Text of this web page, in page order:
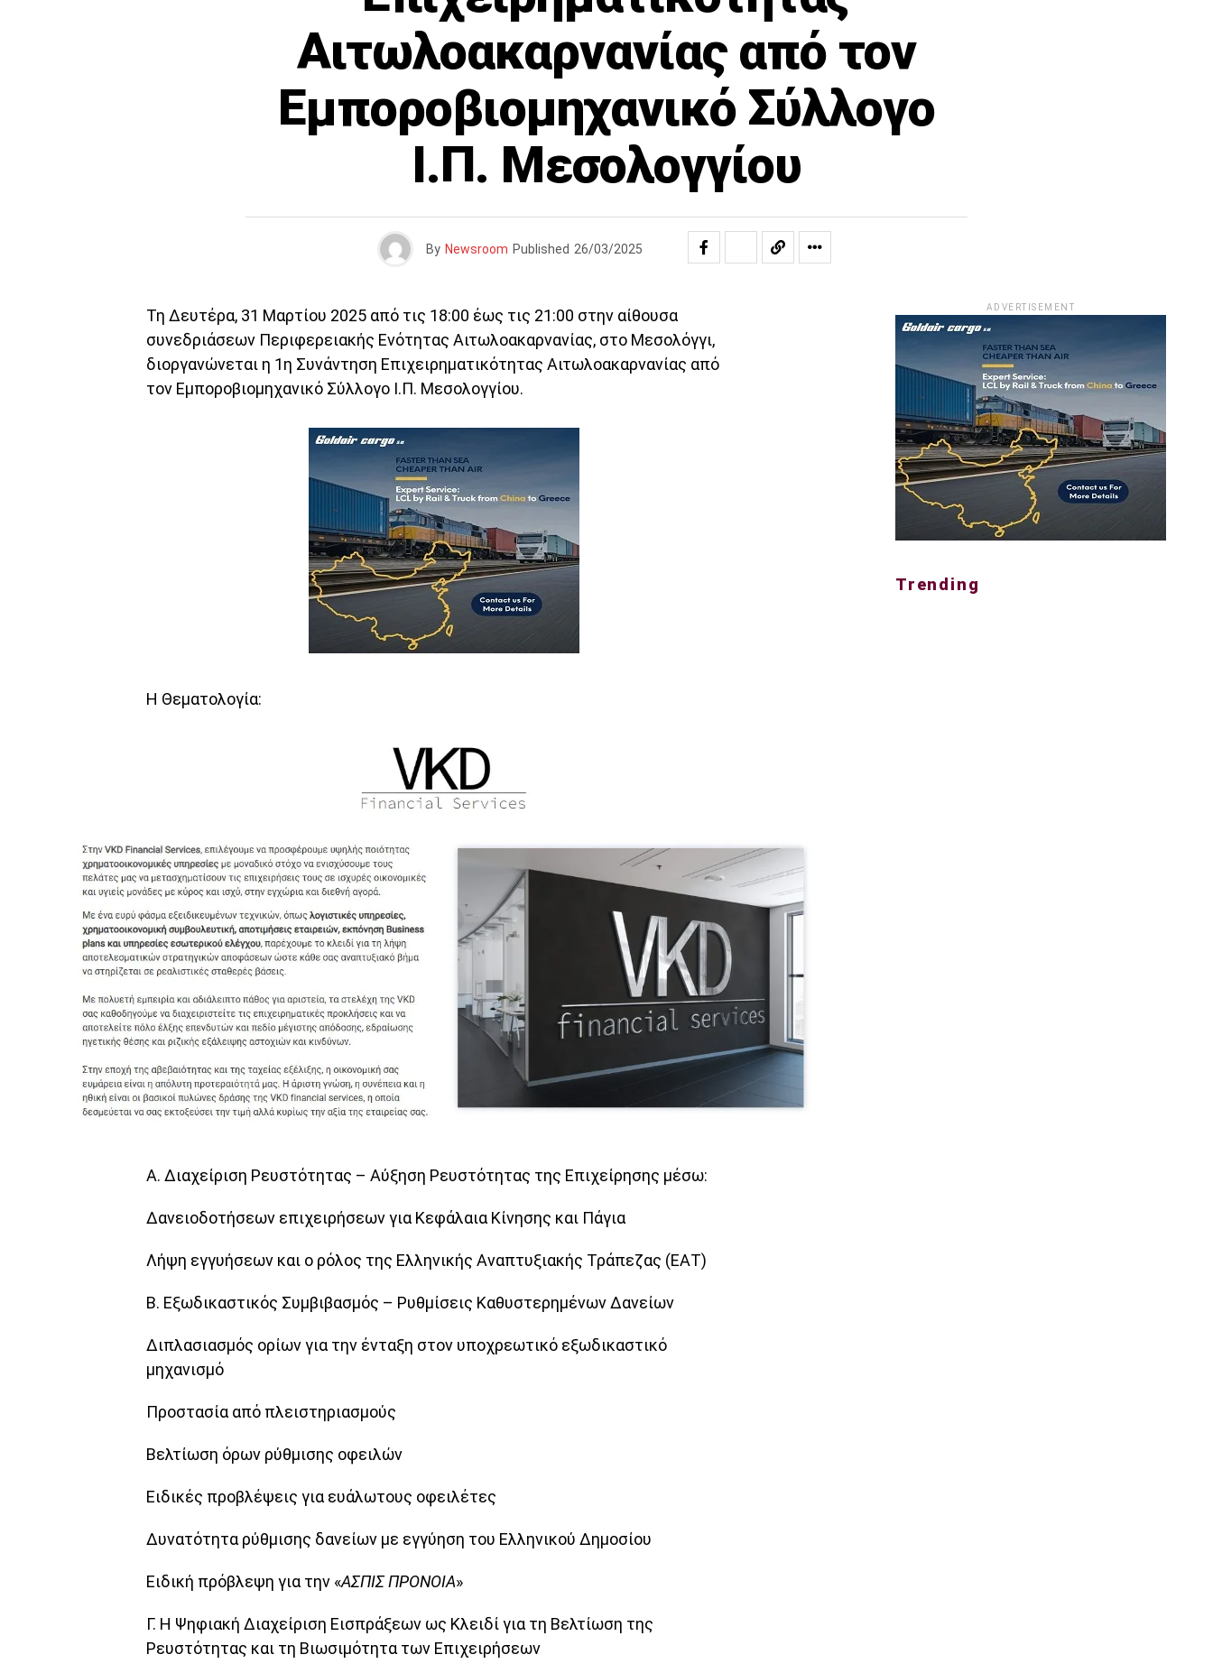
Αιτωλοακαρνανίας από τον
Εμποροβιομηχανικό Σύλλογο
Ι.Π. Μεσολογγίου
By Newsroom Published 26/03/2025
Τη Δευτέρα, 31 Μαρτίου 2025 από τις 18:00 έως τις 21:00 στην αίθουσα
συνεδριάσεων Περιφερειακής Ενότητας Αιτωλοακαρνανίας, στο Μεσολόγγι,
διοργανώνεται η 1η Συνάντηση Επιχειρηματικότητας Αιτωλοακαρνανίας από
τον Εμποροβιομηχανικό Σύλλογο Ι.Π. Μεσολογγίου.
Η Θεματολογία:
Α. Διαχείριση Ρευστότητας – Αύξηση Ρευστότητας της Επιχείρησης μέσω:
Δανειοδοτήσεων επιχειρήσεων για Κεφάλαια Κίνησης και Πάγια
Λήψη εγγυήσεων και ο ρόλος της Ελληνικής Αναπτυξιακής Τράπεζας (ΕΑΤ)
Β. Εξωδικαστικός Συμβιβασμός – Ρυθμίσεις Καθυστερημένων Δανείων
Διπλασιασμός ορίων για την ένταξη στον υποχρεωτικό εξωδικαστικό
μηχανισμό
Προστασία από πλειστηριασμούς
Βελτίωση όρων ρύθμισης οφειλών
Ειδικές προβλέψεις για ευάλωτους οφειλέτες
Δυνατότητα ρύθμισης δανείων με εγγύηση του Ελληνικού Δημοσίου
Ειδική πρόβλεψη για την «ΑΣΠΙΣ ΠΡΟΝΟΙΑ»
Γ. Η Ψηφιακή Διαχείριση Εισπράξεων ως Κλειδί για τη Βελτίωση της
Ρευστότητας και τη Βιωσιμότητα των Επιχειρήσεων
ADVERTISEMENT
Trending